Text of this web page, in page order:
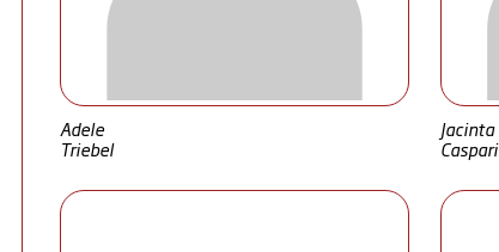
Adele
Triebel
Jacinta
Caspari